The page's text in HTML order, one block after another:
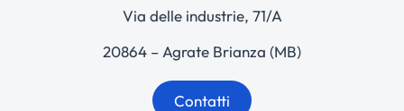
Via delle industrie, 71/A
20864 – Agrate Brianza (MB)
Contatti